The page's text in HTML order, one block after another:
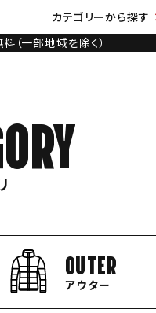
カテゴリーから探す
（一部地域を除く）
OUTER
アウター